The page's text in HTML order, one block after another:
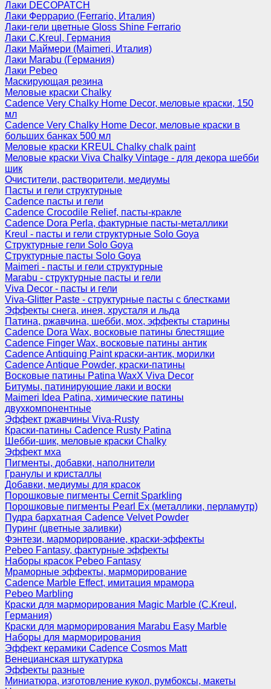
Лаки DECOPATCH
Лаки Феррарио (Ferrario, Италия)
Лаки-гели цветные Gloss Shine Ferrario
Лаки C.Kreul, Германия
Лаки Маймери (Maimeri, Италия)
Лаки Marabu (Германия)
Лаки Pebeo
Маскирующая резина
Меловые краски Chalky
Cadence Very Chalky Home Decor, меловые краски, 150
мл
Cadence Very Chalky Home Decor, меловые краски в
больших банках 500 мл
Меловые краски KREUL Chalky chalk paint
Меловые краски Viva Chalky Vintage - для декора шебби
шик
Очистители, растворители, медиумы
Пасты и гели структурные
Cadence пасты и гели
Cadence Crocodile Relief, пасты-кракле
Cadence Dora Perla, фактурные пасты-металлики
Kreul - пасты и гели структурные Solo Goya
Структурные гели Solo Goya
Структурные пасты Solo Goya
Maimeri - пасты и гели структурные
Marabu - структурные пасты и гели
Viva Decor - пасты и гели
Viva-Glitter Paste - структурные пасты с блестками
Эффекты снега, инея, хрусталя и льда
Патина, ржавчина, шебби, мох, эффекты старины
Cadence Dora Wax, восковые патины блестящие
Cadence Finger Wax, восковые патины антик
Сadence Antiquing Paint краски-антик, морилки
Cadence Antique Powder, краски-патины
Восковые патины Patina WaxX Viva Decor
Битумы, патинирующие лаки и воски
Maimeri Idea Patina, химические патины
двухкомпонентные
Эффект ржавчины Viva-Rusty
Краски-патины Cadence Rusty Patina
Шебби-шик, меловые краски Chalky
Эффект мха
Пигменты, добавки, наполнители
Гранулы и кристаллы
Добавки, медиумы для красок
Порошковые пигменты Cernit Sparkling
Порошковые пигменты Pearl Ex (металлики, перламутр)
Пудра бархатная Cadence Velvet Powder
Пуринг (цветные заливки)
Фэнтези, марморирование, краски-эффекты
Pebeo Fantasy, фактурные эффекты
Наборы красок Pebeo Fantasy
Мраморные эффекты, марморирование
Cadence Marble Effect, имитация мрамора
Pebeo Marbling
Краски для марморирования Magic Marble (C.Kreul,
Германия)
Краски для марморирования Marabu Easy Marble
Наборы для марморирования
Эффект керамики Cadence Cosmos Matt
Венецианская штукатурка
Эффекты разные
Миниатюра, изготовление кукол, румбоксы, макеты